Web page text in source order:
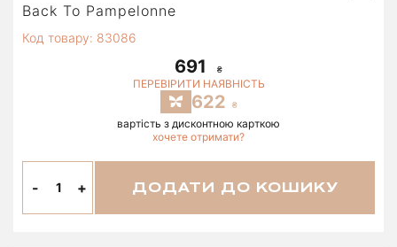
Back To Pampelonne
Код товару: 83086
691
ПЕРЕВІРИТИ НАЯВНІСТЬ
622
вартість з дисконтною карткою
хочете отримати?
- + ДОДАТИ ДО КОШИКУ